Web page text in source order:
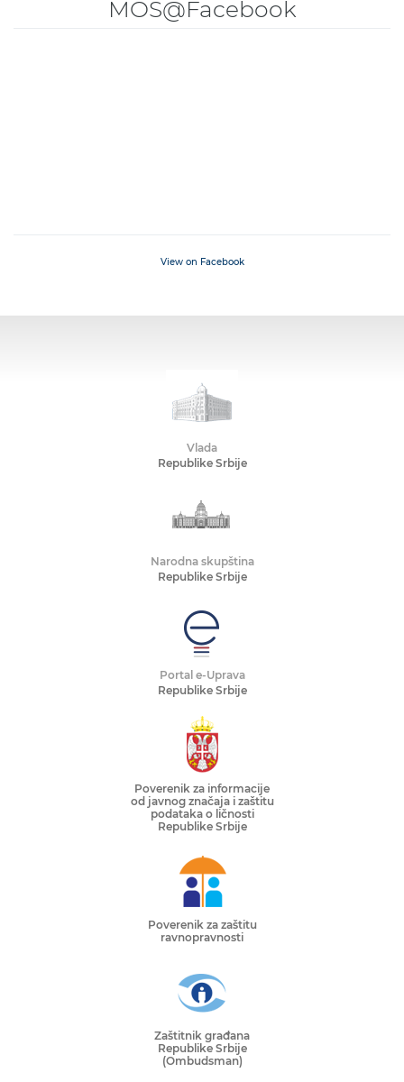
MOS@Facebook
View on Facebook
Vlada
Republike Srbije
Narodna skupština
Republike Srbije
Portal e-Uprava
Republike Srbije
Poverenik za informacije
od javnog značaja i zaštitu
podataka o ličnosti
Republike Srbije
Poverenik za zaštitu
ravnopravnosti
Zaštitnik građana
Republike Srbije
(Ombudsman)